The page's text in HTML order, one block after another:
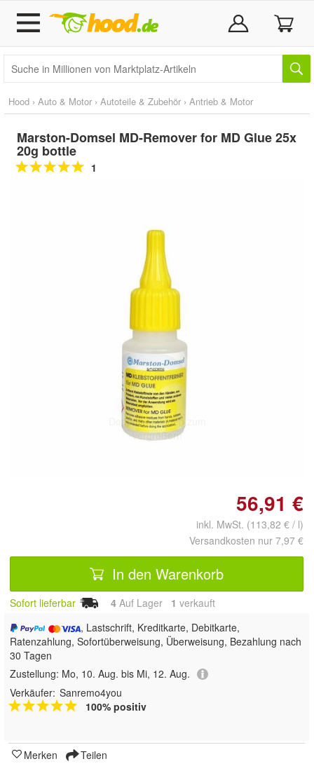
Hood › Auto & Motor › Autoteile & Zubehör › Antrieb & Motor
Marston-Domsel MD-Remover for MD Glue 25x
20g bottle
1
Doppelt antippen zum
vergrößern
56,91 €
inkl. MwSt. (113,82 € / l)
Versandkosten nur 7,97 €
In den Warenkorb
Sofort lieferbar 4 Auf Lager 1 verkauft
, Lastschrift, Kreditkarte, Debitkarte,
Ratenzahlung, Sofortüberweisung, Überweisung, Bezahlung nach
30 Tagen
Zustellung: Mo, 10. Aug. bis Mi, 12. Aug.
Verkäufer: Sanremo4you
100% positiv
Merken Teilen